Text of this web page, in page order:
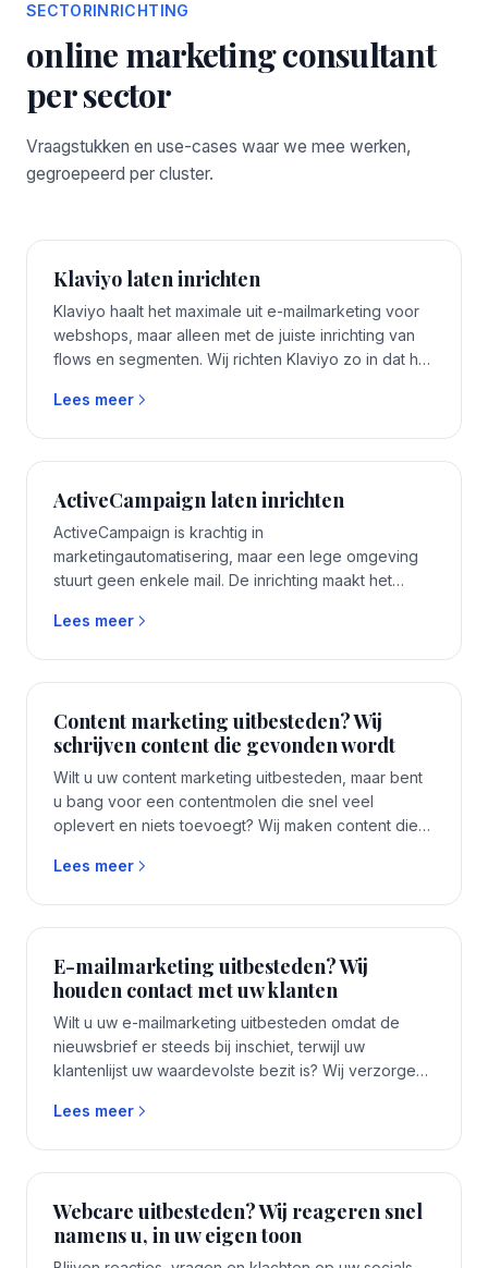
SECTORINRICHTING
online marketing consultant
per sector
Vraagstukken en use-cases waar we mee werken,
gegroepeerd per cluster.
Klaviyo laten inrichten
Klaviyo haalt het maximale uit e-mailmarketing voor
webshops, maar alleen met de juiste inrichting van
flows en segmenten. Wij richten Klaviyo zo in dat het
oplevert.
Lees meer
ActiveCampaign laten inrichten
ActiveCampaign is krachtig in
marketingautomatisering, maar een lege omgeving
stuurt geen enkele mail. De inrichting maakt het
aansluit op uw manier van werken en direct waarde
Lees meer
Content marketing uitbesteden? Wij
schrijven content die gevonden wordt
Wilt u uw content marketing uitbesteden, maar bent
u bang voor een contentmolen die snel veel
oplevert en niets toevoegt? Wij maken content die
specialist die uw vak snapt. De content en de
Lees meer
E-mailmarketing uitbesteden? Wij
houden contact met uw klanten
Wilt u uw e-mailmarketing uitbesteden omdat de
nieuwsbrief er steeds bij inschiet, terwijl uw
klantenlijst uw waardevolste bezit is? Wij verzorgen
specialist, zodat u in beeld blijft. Uw lijst en data
Lees meer
Webcare uitbesteden? Wij reageren snel
namens u, in uw eigen toon